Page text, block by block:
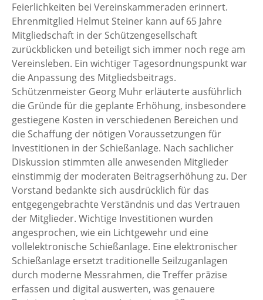
Feierlichkeiten bei Vereinskammeraden erinnert.
Ehrenmitglied Helmut Steiner kann auf 65 Jahre
Mitgliedschaft in der Schützengesellschaft
zurückblicken und beteiligt sich immer noch rege am
Vereinsleben. Ein wichtiger Tagesordnungspunkt war
die Anpassung des Mitgliedsbeitrags.
Schützenmeister Georg Muhr erläuterte ausführlich
die Gründe für die geplante Erhöhung, insbesondere
gestiegene Kosten in verschiedenen Bereichen und
die Schaffung der nötigen Voraussetzungen für
Investitionen in der Schießanlage. Nach sachlicher
Diskussion stimmten alle anwesenden Mitglieder
einstimmig der moderaten Beitragserhöhung zu. Der
Vorstand bedankte sich ausdrücklich für das
entgegengebrachte Verständnis und das Vertrauen
der Mitglieder. Wichtige Investitionen wurden
angesprochen, wie ein Lichtgewehr und eine
vollelektronische Schießanlage. Eine elektronischer
Schießanlage ersetzt traditionelle Seilzuganlagen
durch moderne Messrahmen, die Treffer präzise
erfassen und digital auswerten, was genauere